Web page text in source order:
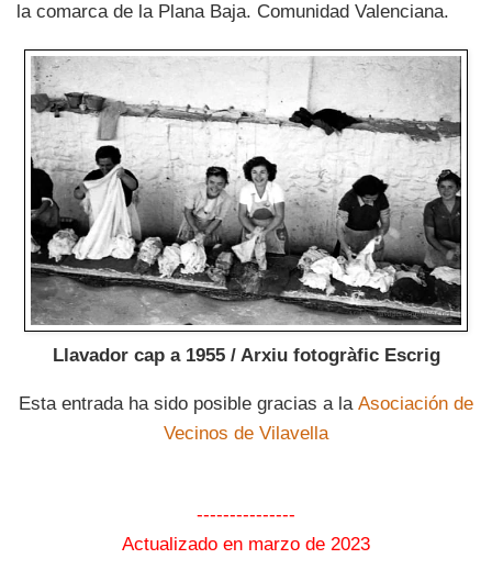
la comarca de la Plana Baja. Comunidad Valenciana.
Llavador cap a 1955 / Arxiu fotogràfic Escrig
Esta entrada ha sido posible gracias a la Asociación de
Vecinos de Vilavella
---------------
Actualizado en marzo de 2023